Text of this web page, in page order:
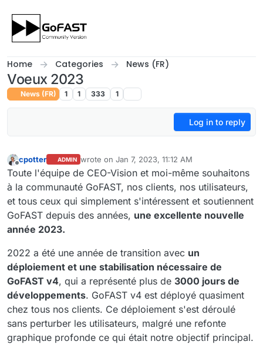
Home Categories News (FR)
Voeux 2023
News (FR) 1 1 333 1
Log in to reply
Offline
cpotter ADMIN wrote on Jan 7, 2023, 11:12 AM
last edited by cpotterJan 19, 2023, 9:19 AM
Toute l'équipe de CEO-Vision et moi-même souhaitons
à la communauté GoFAST, nos clients, nos utilisateurs,
et tous ceux qui simplement s'intéressent et soutiennent
GoFAST depuis des années, une excellente nouvelle
année 2023.
2022 a été une année de transition avec un
déploiement et une stabilisation nécessaire de
GoFAST v4, qui a représenté plus de 3000 jours de
développements. GoFAST v4 est déployé quasiment
chez tous nos clients. Ce déploiement s'est déroulé
sans perturber les utilisateurs, malgré une refonte
graphique profonde ce qui était notre objectif principal.